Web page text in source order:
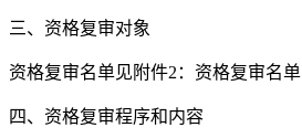
三、资格复审对象
资格复审名单见附件2：资格复审名单
四、资格复审程序和内容